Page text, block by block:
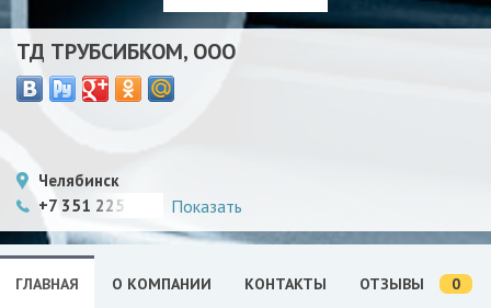
ТД ТРУБСИБКОМ, ООО
Челябинск
+7 351 225 28 7
Показать
ГЛАВНАЯ О КОМПАНИИ КОНТАКТЫ ОТЗЫВЫ 0